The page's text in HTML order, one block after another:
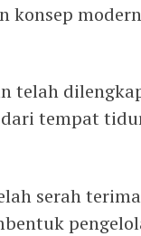
konsep
telah
tempat
serah